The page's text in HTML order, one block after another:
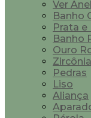
Ver Anel
Banho
Prata e
Banho
Ouro
Zircônia
Pedras
Liso
Aliança